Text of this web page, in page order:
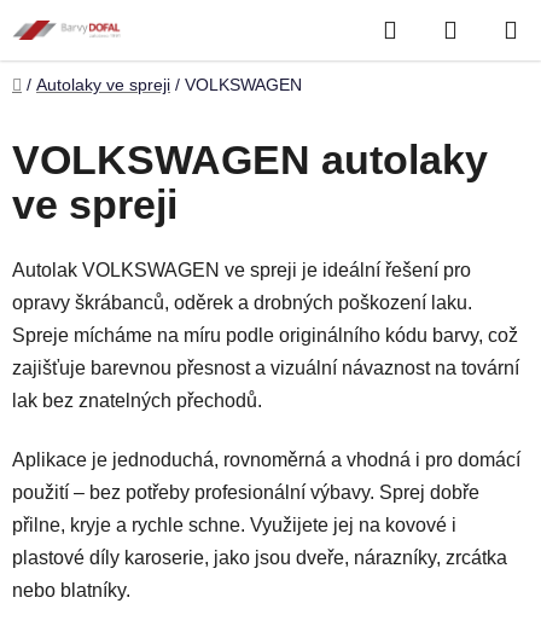
na
obsah
Hledat
KOŠÍK
Domů
/ Autolaky ve spreji / VOLKSWAGEN
VOLKSWAGEN autolaky
ve spreji
Autolak VOLKSWAGEN ve spreji je ideální řešení pro
opravy škrábanců, oděrek a drobných poškození laku.
Spreje mícháme na míru podle originálního kódu barvy, což
zajišťuje barevnou přesnost a vizuální návaznost na tovární
lak bez znatelných přechodů.
Aplikace je jednoduchá, rovnoměrná a vhodná i pro domácí
použití – bez potřeby profesionální výbavy. Sprej dobře
přilne, kryje a rychle schne. Využijete jej na kovové i
plastové díly karoserie, jako jsou dveře, nárazníky, zrcátka
nebo blatníky.